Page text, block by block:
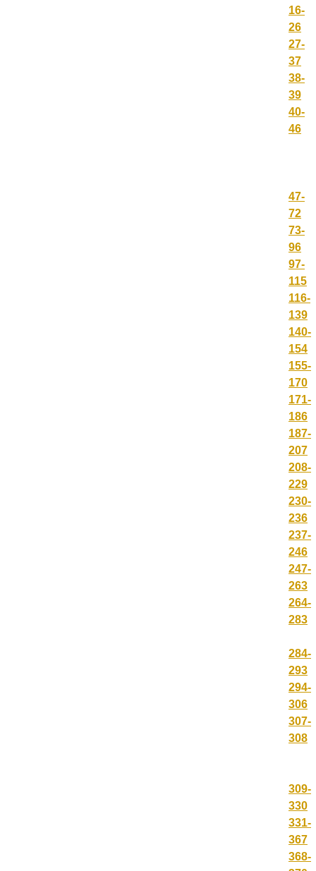
16-
26
27-
37
38-
39
40-
46
47-
72
73-
96
97-
115
116-
139
140-
154
155-
170
171-
186
187-
207
208-
229
230-
236
237-
246
247-
263
264-
283
284-
293
294-
306
307-
308
309-
330
331-
367
368-